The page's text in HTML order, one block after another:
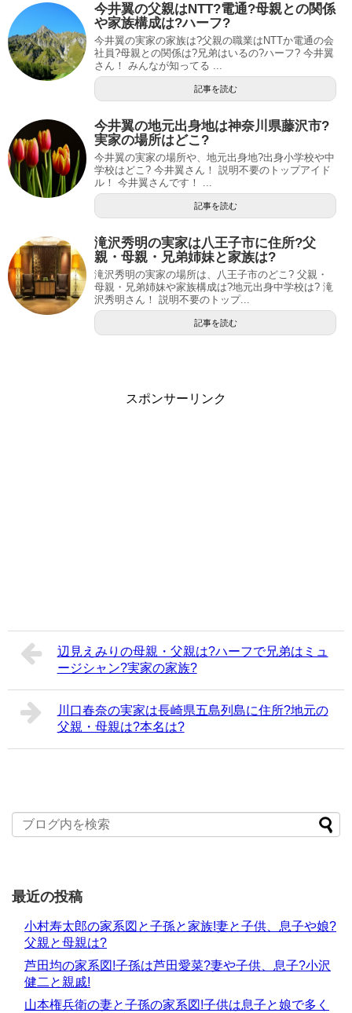
今井翼の父親はNTT?電通?母親との関係
や家族構成は?ハーフ?
今井翼の実家の家族は?父親の職業はNTTか電通の会
社員?母親との関係は?兄弟はいるの?ハーフ? 今井翼
さん！ みんなが知ってる ...
記事を読む
今井翼の地元出身地は神奈川県藤沢市?
実家の場所はどこ?
今井翼の実家の場所や、地元出身地?出身小学校や中
学校はどこ? 今井翼さん！ 説明不要のトップアイド
ル！ 今井翼さんです！ ...
記事を読む
滝沢秀明の実家は八王子市に住所?父
親・母親・兄弟姉妹と家族は?
滝沢秀明の実家の場所は、八王子市のどこ? 父親・
母親・兄弟姉妹や家族構成は?地元出身中学校は? 滝
沢秀明さん！ 説明不要のトップ...
記事を読む
スポンサーリンク
辺見えみりの母親・父親は?ハーフで兄弟はミュ
ージシャン?実家の家族?
川口春奈の実家は長崎県五島列島に住所?地元の
父親・母親は?本名は?
最近の投稿
小村寿太郎の家系図と子孫と家族!妻と子供、息子や娘?
父親と母親は?
芦田均の家系図!子孫は芦田愛菜?妻や子供、息子?小沢
健二と親戚!
山本権兵衛の妻と子孫の家系図!子供は息子と娘で多く